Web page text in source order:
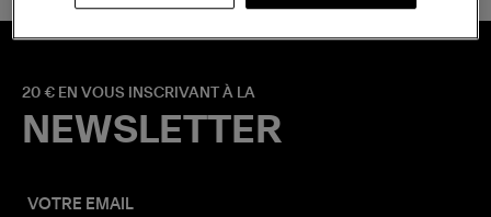
20 € EN VOUS INSCRIVANT À LA
NEWSLETTER